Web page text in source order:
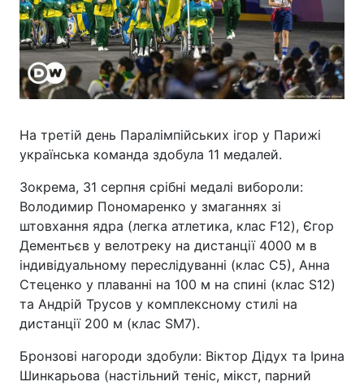
На третій день Паралімпійських ігор у Парижі
українська команда здобула 11 медалей.
Зокрема, 31 серпня срібні медалі вибороли:
Володимир Пономаренко у змаганнях зі
штовхання ядра (легка атлетика, клас F12), Єгор
Дементьєв у велотреку на дистанції 4000 м в
індивідуальному переслідуванні (клас С5), Анна
Стеценко у плаванні на 100 м на спині (клас S12)
та Андрій Трусов у комплексному стилі на
дистанції 200 м (клас SM7).
Бронзові нагороди здобули: Віктор Дідух та Ірина
Шинкарьова (настільний теніс, мікст, парний